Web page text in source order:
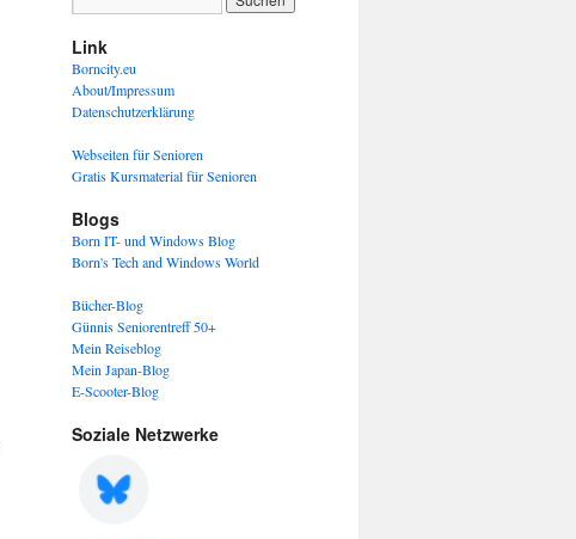
Link
Borncity.eu
About/Impressum
Datenschutzerklärung
Webseiten für Senioren
Gratis Kursmaterial für Senioren
Blogs
Born IT- und Windows Blog
Born's Tech and Windows World
Bücher-Blog
Günnis Seniorentreff 50+
Mein Reiseblog
Mein Japan-Blog
E-Scooter-Blog
Soziale Netzwerke